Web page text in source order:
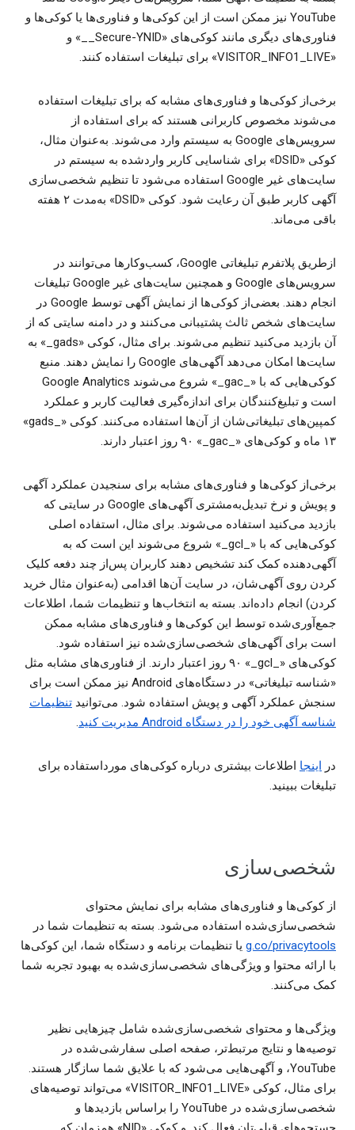
YouTube نیز ممکن است از این کوکی‌ها و فناوری‌ها یا کوکی‌ها و
فناوری‌های دیگری مانند کوکی‌های «‎__Secure-YNID» و
«VISITOR_INFO1_LIVE» برای تبلیغات استفاده کنند.
برخی‌از کوکی‌ها و فناوری‌های مشابه که برای تبلیغات استفاده
می‌شوند مخصوص کاربرانی هستند که برای استفاده از
سرویس‌های Google به سیستم وارد می‌شوند. به‌عنوان مثال،
کوکی «DSID» برای شناسایی کاربر واردشده به سیستم در
سایت‌های غیر Google استفاده می‌شود تا تنظیم شخصی‌سازی
آگهی کاربر طبق آن رعایت شود. کوکی «DSID» به‌مدت ۲ هفته
باقی می‌ماند.
ازطریق پلاتفرم تبلیغاتی Google، کسب‌وکارها می‌توانند در
سرویس‌های Google و همچنین سایت‌های غیر Google تبلیغات
انجام دهند. بعضی‌از کوکی‌ها از نمایش آگهی توسط Google در
سایت‌های شخص ثالث پشتیبانی می‌کنند و در دامنه سایتی که از
آن بازدید می‌کنید تنظیم می‌شوند. برای مثال، کوکی «‎_gads» به
سایت‌ها امکان می‌دهد آگهی‌های Google را نمایش دهند. منبع
کوکی‌هایی که با «_gac_» شروع می‌شوند Google Analytics
است و تبلیغ‌کنندگان برای اندازه‌گیری فعالیت کاربر و عملکرد
کمپین‌های تبلیغاتی‌شان از آن‌ها استفاده می‌کنند. کوکی «_gads»‏
۱۳ ماه و کوکی‌های «_gac_»‏ ۹۰ روز اعتبار دارند.
برخی‌از کوکی‌ها و فناوری‌های مشابه برای سنجیدن عملکرد آگهی
و پویش و نرخ تبدیل‌به‌مشتری آگهی‌های Google در سایتی که
بازدید می‌کنید استفاده می‌شوند. برای مثال، استفاده اصلی
کوکی‌هایی که با «_gcl_» شروع می‌شوند این است که به
آگهی‌دهنده کمک کند تشخیص دهند کاربران پس‌از چند دفعه کلیک
کردن روی آگهی‌شان، در سایت آن‌ها اقدامی (به‌عنوان مثال خرید
کردن) انجام داده‌اند. بسته به انتخاب‌ها و تنظیمات شما، اطلاعات
جمع‌آوری‌شده توسط این کوکی‌ها و فناوری‌های مشابه ممکن
است برای آگهی‌های شخصی‌سازی‌شده نیز استفاده شود.
کوکی‌های «_gcl_»‏ ۹۰ روز اعتبار دارند. از فناوری‌های مشابه مثل
«شناسه تبلیغاتی» در دستگاه‌های Android نیز ممکن است برای
سنجش عملکرد آگهی و پویش استفاده شود. می‌توانید تنظیمات
شناسه آگهی خود را در دستگاه Android مدیریت کنید
.
در اینجا اطلاعات بیشتری درباره کوکی‌های مورداستفاده برای
تبلیغات ببینید.
شخصی‌سازی
از کوکی‌ها و فناوری‌های مشابه برای نمایش محتوای
شخصی‌سازی‌شده استفاده می‌شود. بسته به تنظیمات شما در
g.co/privacytools یا تنظیمات برنامه و دستگاه شما، این کوکی‌ها
با ارائه محتوا و ویژگی‌های شخصی‌سازی‌شده به بهبود تجربه شما
کمک می‌کنند.
ویژگی‌ها و محتوای شخصی‌سازی‌شده شامل چیزهایی نظیر
توصیه‌ها و نتایج مرتبط‌تر، صفحه اصلی سفارشی‌شده در
YouTube، و آگهی‌هایی می‌شود که با علایق شما سازگار هستند.
برای مثال، کوکی «VISITOR_INFO1_LIVE» می‌تواند توصیه‌های
شخصی‌سازی‌شده در YouTube را براساس بازدیدها و